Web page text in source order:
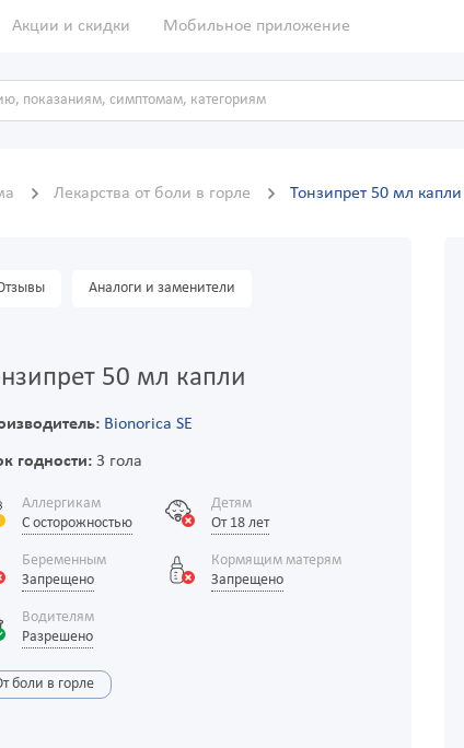
Акции и скидки Мобильное приложение
Лекарства от боли в горле Тонзипрет 50 мл капли
Аналоги и заменители
50 мл капли
Bionorica SE
годности:3 гола
Аллергикам
С осторожностью
Детям
От 18 лет
Беременным
Запрещено
Кормящим матерям
Запрещено
Водителям
Разрешено
боли в горле